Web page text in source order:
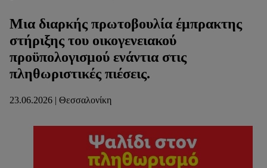
Μια διαρκής πρωτοβουλία έμπρακτης
στήριξης του οικογενειακού
προϋπολογισμού ενάντια στις
πληθωριστικές πιέσεις.
23.06.2026 | Θεσσαλονίκη